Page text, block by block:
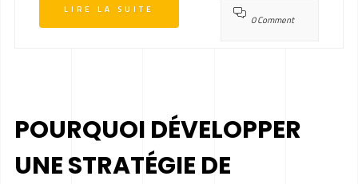
LIRE LA SUITE
0 Comment
POURQUOI DÉVELOPPER
UNE STRATÉGIE DE